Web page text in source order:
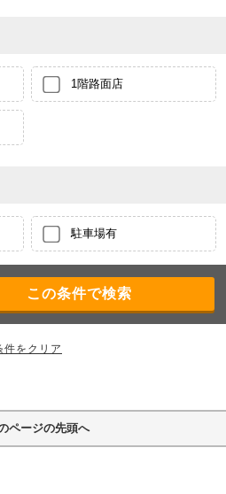
1階路面店
駐車場有
ページの先頭へ